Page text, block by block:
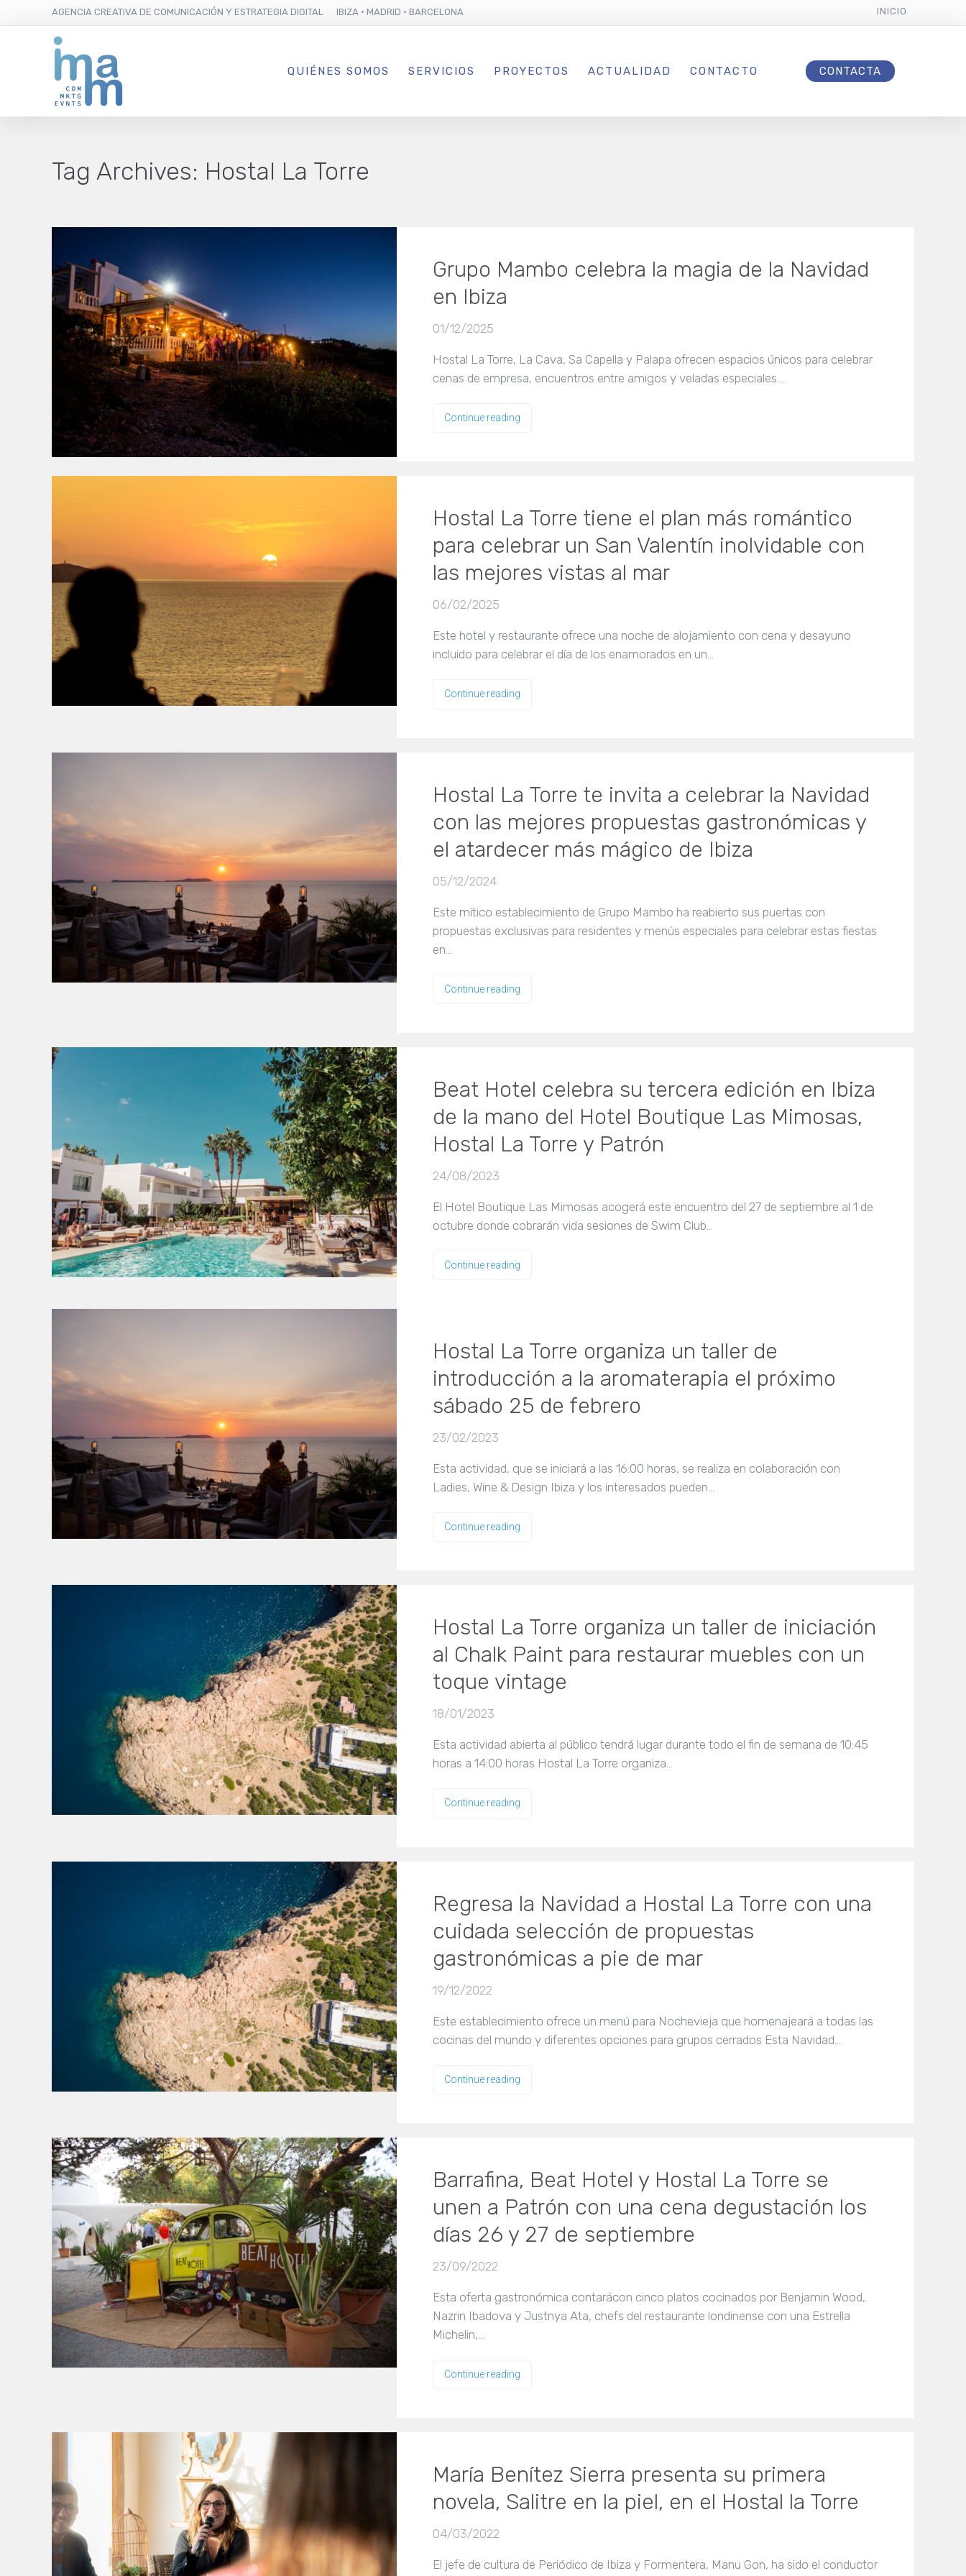
AGENCIA CREATIVA DE COMUNICACIÓN Y ESTRATEGIA DIGITAL IBIZA · MADRID · BARCELONA INICIO
QUIÉNES SOMOS SERVICIOS PROYECTOS ACTUALIDAD CONTACTO CONTACTA
Tag Archives: Hostal La Torre
Grupo Mambo celebra la magia de la Navidad
en Ibiza
01/12/2025
Hostal La Torre, La Cava, Sa Capella y Palapa ofrecen espacios únicos para celebrar
cenas de empresa, encuentros entre amigos y veladas especiales…
Continue reading
Hostal La Torre tiene el plan más romántico
para celebrar un San Valentín inolvidable con
las mejores vistas al mar
06/02/2025
Este hotel y restaurante ofrece una noche de alojamiento con cena y desayuno
incluido para celebrar el día de los enamorados en un…
Continue reading
Hostal La Torre te invita a celebrar la Navidad
con las mejores propuestas gastronómicas y
el atardecer más mágico de Ibiza
05/12/2024
Este mítico establecimiento de Grupo Mambo ha reabierto sus puertas con
propuestas exclusivas para residentes y menús especiales para celebrar estas fiestas
en…
Continue reading
Beat Hotel celebra su tercera edición en Ibiza
de la mano del Hotel Boutique Las Mimosas,
Hostal La Torre y Patrón
24/08/2023
El Hotel Boutique Las Mimosas acogerá este encuentro del 27 de septiembre al 1 de
octubre donde cobrarán vida sesiones de Swim Club…
Continue reading
Hostal La Torre organiza un taller de
introducción a la aromaterapia el próximo
sábado 25 de febrero
23/02/2023
Esta actividad, que se iniciará a las 16:00 horas, se realiza en colaboración con
Ladies, Wine & Design Ibiza y los interesados pueden…
Continue reading
Hostal La Torre organiza un taller de iniciación
al Chalk Paint para restaurar muebles con un
toque vintage
18/01/2023
Esta actividad abierta al público tendrá lugar durante todo el fin de semana de 10:45
horas a 14:00 horas Hostal La Torre organiza…
Continue reading
Regresa la Navidad a Hostal La Torre con una
cuidada selección de propuestas
gastronómicas a pie de mar
19/12/2022
Este establecimiento ofrece un menú para Nochevieja que homenajeará a todas las
cocinas del mundo y diferentes opciones para grupos cerrados Esta Navidad…
Continue reading
Barrafina, Beat Hotel y Hostal La Torre se
unen a Patrón con una cena degustación los
días 26 y 27 de septiembre
23/09/2022
Esta oferta gastronómica contarácon cinco platos cocinados por Benjamin Wood,
Nazrin Ibadova y Justnya Ata, chefs del restaurante londinense con una Estrella
Michelin,…
Continue reading
María Benítez Sierra presenta su primera
novela, Salitre en la piel, en el Hostal la Torre
04/03/2022
El jefe de cultura de Periódico de Ibiza y Formentera, Manu Gon, ha sido el conductor